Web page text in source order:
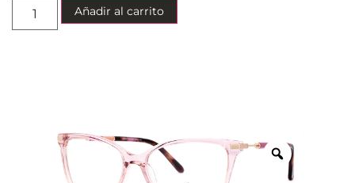
Añadir al carrito